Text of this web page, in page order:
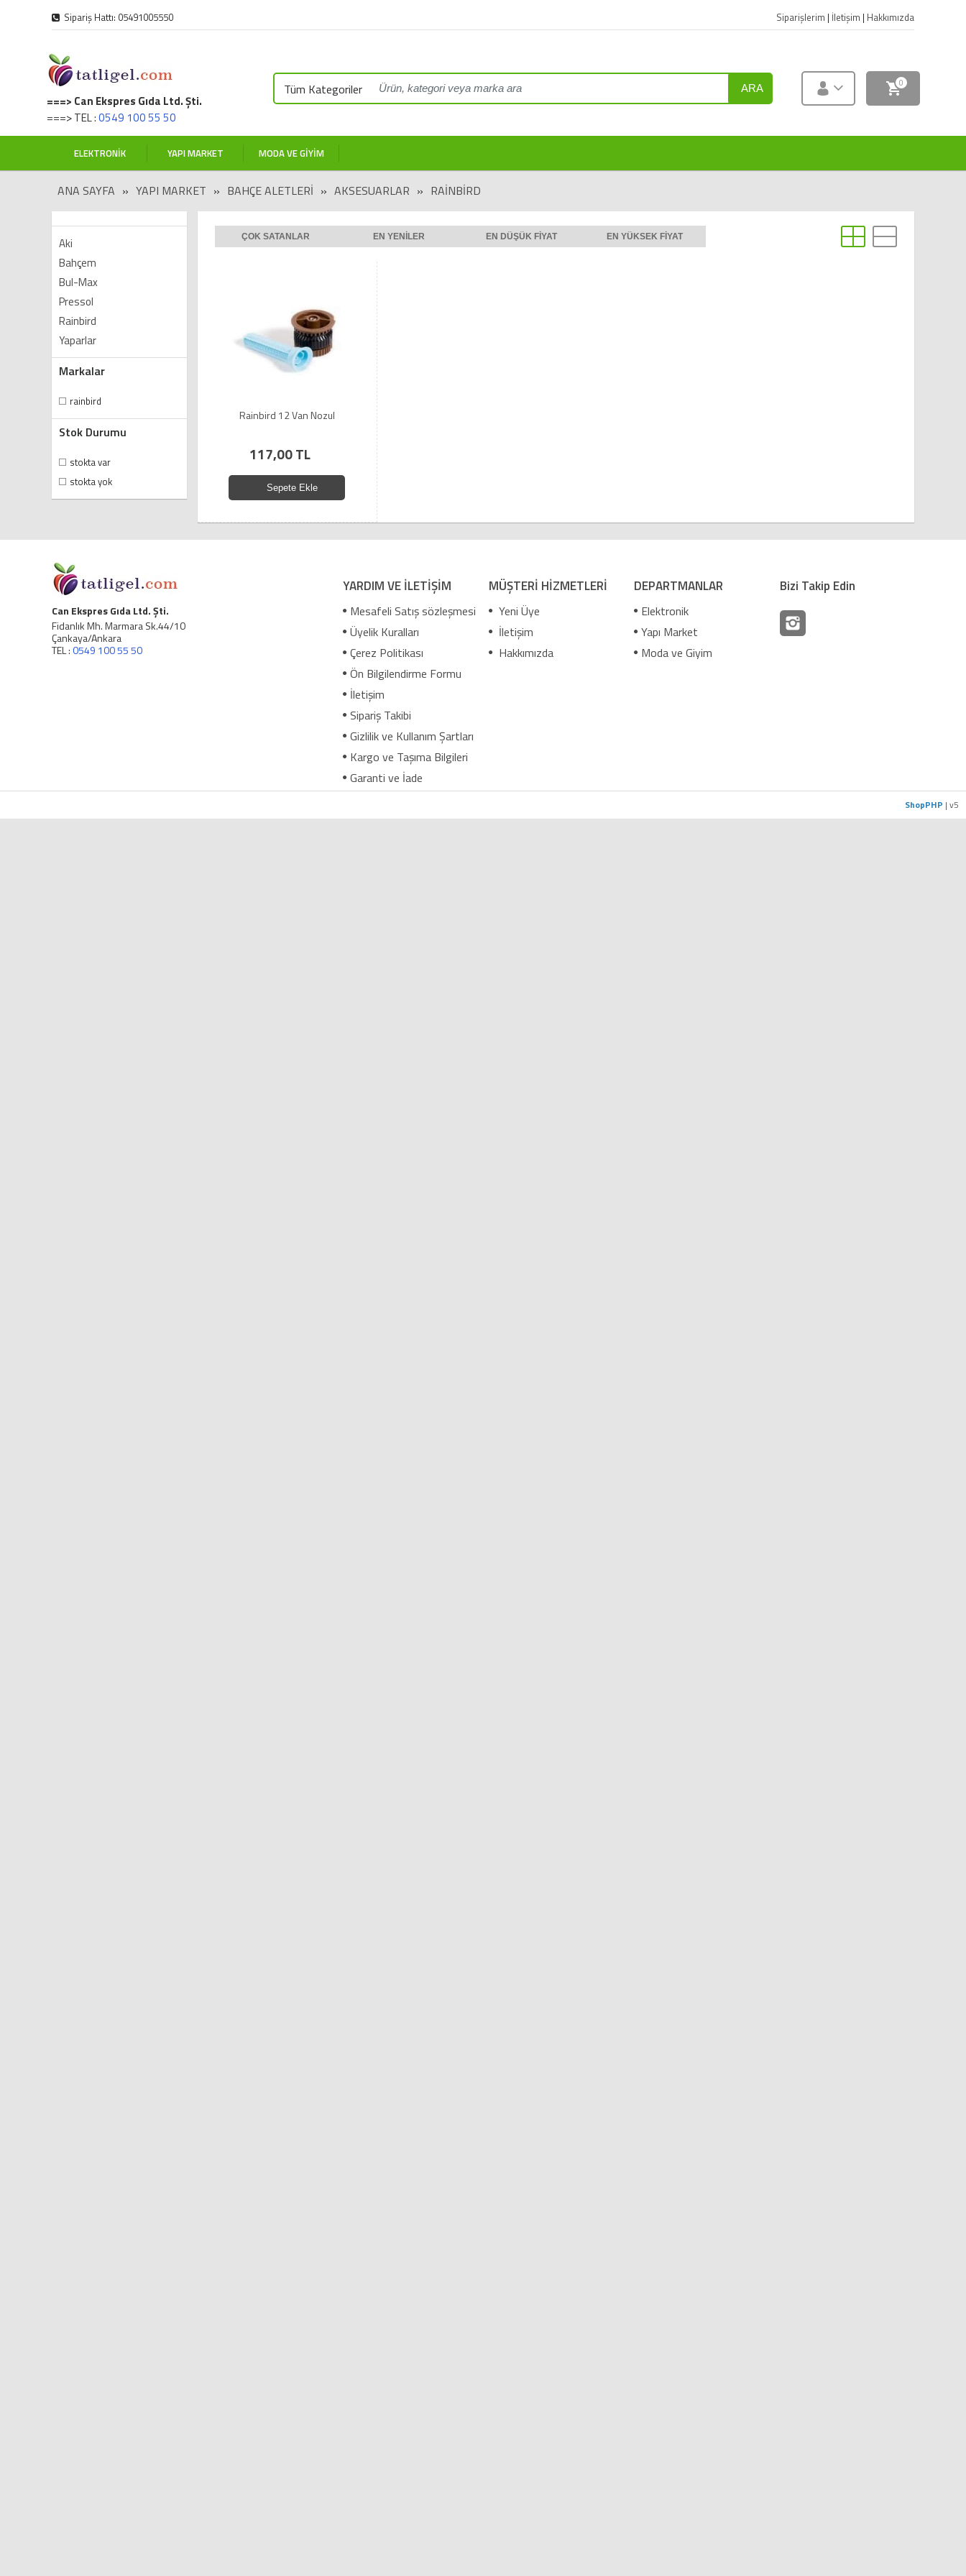
Sipariş Hattı: 05491005550 Siparişlerim | İletişim | Hakkımızda
===> Can Ekspres Gıda Ltd. Şti.
===> TEL :0549 100 55 50
Tüm Kategoriler ARA 0
ELEKTRONIK YAPI MARKET MODA VE GIYIM
ANA SAYFA » YAPI MARKET » BAHÇE ALETLERI » AKSESUARLAR » RAINBIRD
Aki
Bahçem
Bul-Max
Pressol
Rainbird
Yaparlar
Markalar
rainbird
Stok Durumu
stokta var
stokta yok
ÇOK SATANLAR EN YENILER EN DÜŞÜK FIYAT EN YÜKSEK FIYAT
Rainbird 12 Van Nozul
117,00 TL
Sepete Ekle
Can Ekspres Gıda Ltd. Şti.
Fidanlık Mh. Marmara Sk.44/10
Çankaya/Ankara
TEL :0549 100 55 50
YARDIM VE İLETİŞİM
Mesafeli Satış sözleşmesi
Üyelik Kuralları
Çerez Politikası
Ön Bilgilendirme Formu
İletişim
Sipariş Takibi
Gizlilik ve Kullanım Şartları
Kargo ve Taşıma Bilgileri
Garanti ve İade
MÜŞTERİ HİZMETLERİ
Yeni Üye
İletişim
Hakkımızda
DEPARTMANLAR
Elektronik
Yapı Market
Moda ve Giyim
Bizi Takip Edin
ShopPHP | v5